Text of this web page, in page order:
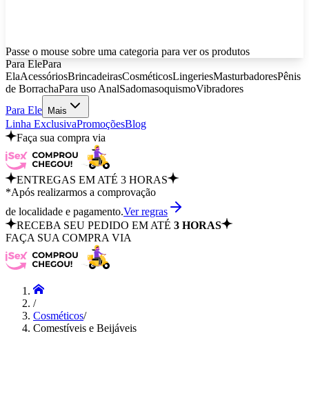
Passe o mouse sobre uma categoria para ver os produtos
Para ElePara
ElaAcessóriosBrincadeirasCosméticosLingeriesMasturbadoresPênis
de BorrachaPara uso AnalSadomasoquismoVibradores
Para Ele
Mais
Linha ExclusivaPromoçõesBlog
Faça sua compra via
ENTREGAS EM ATÉ 3 HORAS
*Após realizarmos a comprovação
de localidade e pagamento.Ver regras
RECEBA SEU PEDIDO EM ATÉ 3 HORAS
FAÇA SUA COMPRA VIA
/
Cosméticos/
Comestíveis e Beijáveis